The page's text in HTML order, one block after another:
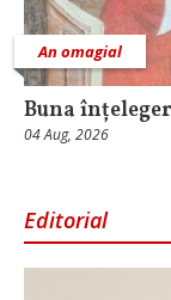
An omagial
Buna
04 Aug, 2026
Editorial